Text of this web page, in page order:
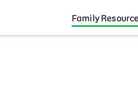
Family